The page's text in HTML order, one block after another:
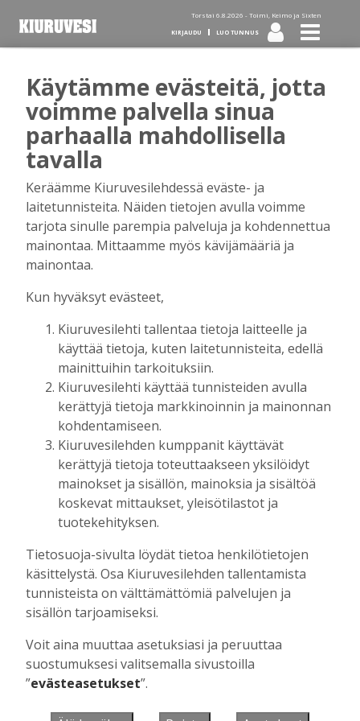
Torstai 6.8.2026 - Toimi, Keimo ja Sixten
KIRJAUDU LUO TUNNUS
Tilaa Kiuruvesi-lehti diginä
tai kotiinkannettuna!
Kirjaudu
Sähköposti
Salasana
Muista minut
Unohtuiko salasana?
se tästä.
Käyntiosoite :
Kiuruvesi Lehti oy
Niemistenkatu 4
Kiuruvesi
Käytämme evästeitä, jotta
voimme palvella sinua
parhaalla mahdollisella
tavalla
Keräämme Kiuruvesilehdessä eväste- ja
laitetunnisteita. Näiden tietojen avulla voimme
tarjota sinulle parempia palveluja ja kohdennettua
mainontaa. Mittaamme myös kävijämääriä ja
mainontaa.
Kun hyväksyt evästeet,
Kiuruvesilehti tallentaa tietoja laitteelle ja
käyttää tietoja, kuten laitetunnisteita, edellä
mainittuihin tarkoituksiin.
Kiuruvesilehti käyttää tunnisteiden avulla
kerättyjä tietoja markkinoinnin ja mainonnan
kohdentamiseen.
Kiuruvesilehden kumppanit käyttävät
kerättyjä tietoja toteuttaakseen yksilöidyt
mainokset ja sisällön, mainoksia ja sisältöä
koskevat mittaukset, yleisötilastot ja
tuotekehityksen.
Tietosuoja-sivulta löydät tietoa henkilötietojen
käsittelystä. Osa Kiuruvesilehden tallentamista
tunnisteista on välttämättömiä palvelujen ja
sisällön tarjoamiseksi.
Voit aina muuttaa asetuksiasi ja peruuttaa
suostumuksesi valitsemalla sivustoilla
”evästeasetukset”.